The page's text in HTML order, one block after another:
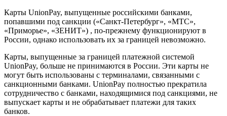
Карты UnionPay, выпущенные российскими банками,
попавшими под санкции («Санкт-Петербург», «МТС»,
«Приморье», «ЗЕНИТ») , по-прежнему функционируют в
России, однако использовать их за границей невозможно.
Карты, выпущенные за границей платежной системой
UnionPay, больше не принимаются в России. Эти карты не
могут быть использованы с терминалами, связанными с
санкционными банками. UnionPay полностью прекратила
сотрудничество с банками, находящимися под санкциями, не
выпускает карты и не обрабатывает платежи для таких
банков.